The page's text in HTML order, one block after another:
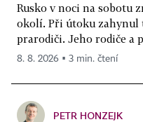
Rusko v noci na sobotu
okolí. Při útoku zahynul
prarodiči. Jeho rodiče a
8. 8. 2026 ▪ 3 min. čtení
PETR HONZEJK